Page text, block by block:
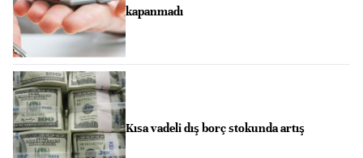
kapanmadı
Kısa vadeli dış borç stokunda artış